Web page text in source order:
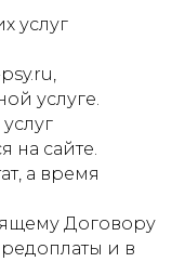
услуг
услуге.
на сайте.
а время
Договору
и в